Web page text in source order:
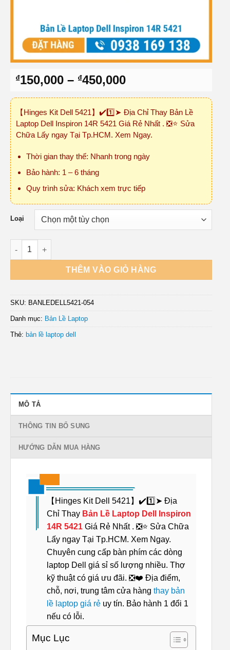
₫150,000 – ₫450,000Khoảng
₫150,000
đến
₫450,000
【Hinges Kit Dell 5421】✔️1️⃣➤ Địa Chỉ Thay Bản Lề
Laptop Dell Inspiron 14R 5421 Giá Rẻ Nhất . ❎⭐ Sửa
Chữa Lấy ngay Tại Tp.HCM. Xem Ngay.
Thời gian thay thế: Nhanh trong ngày
Bảo hành: 1 – 6 tháng
Quy trình sửa: Khách xem trực tiếp
Loại
Bản Lề Laptop Dell Inspiron 14R 5421 số lượng
THÊM VÀO GIỎ HÀNG
SKU: BANLEDELL5421-054
Danh mục: Bản Lề Laptop
Thẻ: bản lề laptop dell
MÔ TẢ
THÔNG TIN BỔ SUNG
HƯỚNG DẪN MUA HÀNG
【Hinges Kit Dell 5421】✔️1️⃣➤ Địa
Chỉ Thay Bản Lề Laptop Dell Inspiron
14R 5421 Giá Rẻ Nhất . ❎⭐ Sửa Chữa
Lấy ngay Tại Tp.HCM. Xem Ngay.
Chuyên cung cấp bàn phím các dòng
laptop Dell giá sỉ số lượng nhiều. Thợ
kỹ thuật có giá ưu đãi. ❎❤️ Địa điểm,
chỗ, nơi, trung tâm cửa hàng thay bản
lề laptop giá rẻ uy tín. Bảo hành 1 đổi 1
nếu có lỗi.
Mục Lục